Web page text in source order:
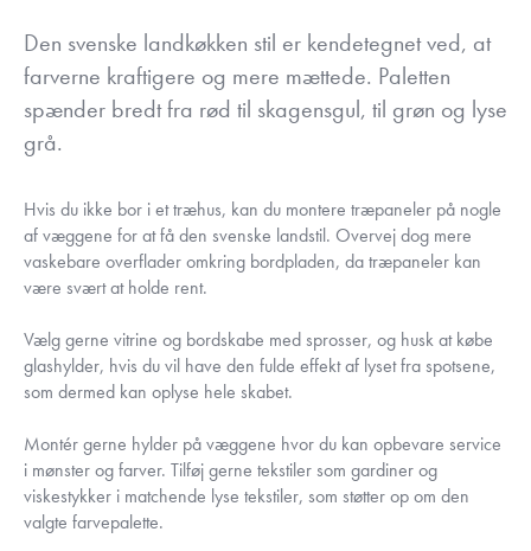
Den svenske landkøkken stil er kendetegnet ved, at
farverne kraftigere og mere mættede. Paletten
spænder bredt fra rød til skagensgul, til grøn og lyse
grå.
Hvis du ikke bor i et træhus, kan du montere træpaneler på nogle
af væggene for at få den svenske landstil. Overvej dog mere
vaskebare overflader omkring bordpladen, da træpaneler kan
være svært at holde rent.
Vælg gerne vitrine og bordskabe med sprosser, og husk at købe
glashylder, hvis du vil have den fulde effekt af lyset fra spotsene,
som dermed kan oplyse hele skabet.
Montér gerne hylder på væggene hvor du kan opbevare service
i mønster og farver. Tilføj gerne tekstiler som gardiner og
viskestykker i matchende lyse tekstiler, som støtter op om den
valgte farvepalette.